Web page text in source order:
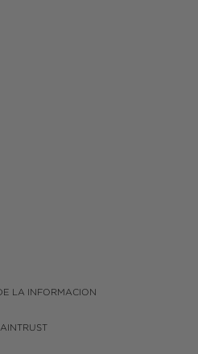
LA INFORMACION